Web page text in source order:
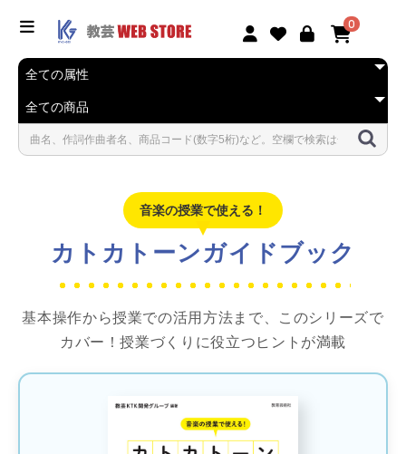
0
音楽の授業で使える！
カトカトーンガイドブック
基本操作から授業での活用方法まで、このシリーズで
カバー！授業づくりに役立つヒントが満載